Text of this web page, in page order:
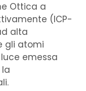
Ottica a
(ICP-
alta
gli atomi
luce emessa